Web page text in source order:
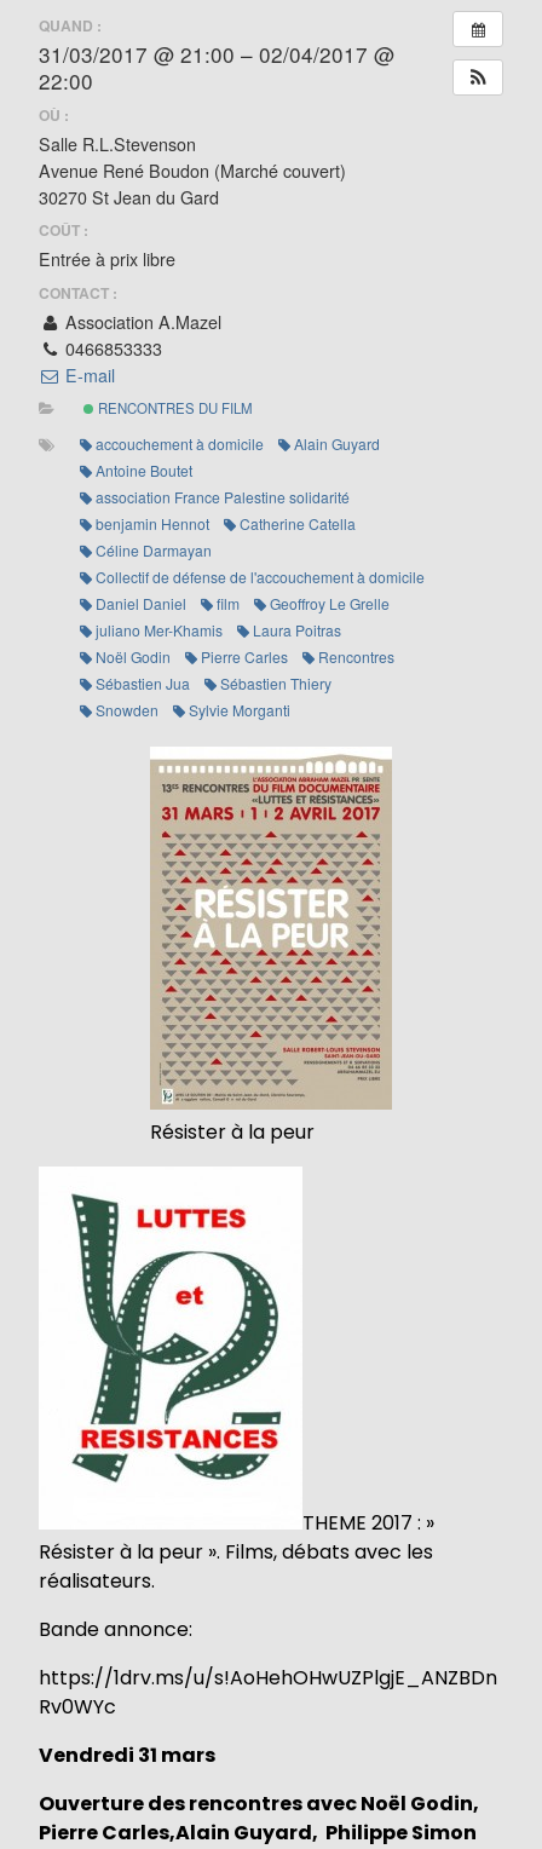
QUAND :
31/03/2017 @ 21:00 – 02/04/2017 @
22:00
OÙ :
Salle R.L.Stevenson
Avenue René Boudon (Marché couvert)
30270 St Jean du Gard
COÛT :
Entrée à prix libre
CONTACT :
Association A.Mazel
0466853333
E-mail
RENCONTRES DU FILM
accouchement à domicile
Alain Guyard
Antoine Boutet
association France Palestine solidarité
benjamin Hennot
Catherine Catella
Céline Darmayan
Collectif de défense de l'accouchement à domicile
Daniel Daniel
film
Geoffroy Le Grelle
juliano Mer-Khamis
Laura Poitras
Noël Godin
Pierre Carles
Rencontres
Sébastien Jua
Sébastien Thiery
Snowden
Sylvie Morganti
Résister à la peur
THEME 2017 : »
Résister à la peur ». Films, débats avec les
réalisateurs.
Bande annonce:
https://1drv.ms/u/s!AoHehOHwUZPlgjE_ANZBDn
Rv0WYc
Vendredi 31 mars
Ouverture des rencontres avec Noël Godin,
Pierre Carles,Alain Guyard, Philippe Simon